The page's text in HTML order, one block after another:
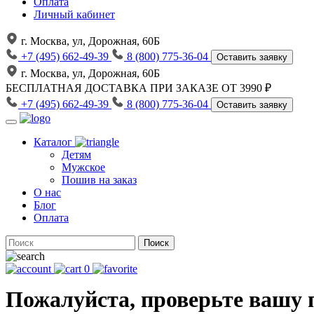
Личный кабинет
г. Москва, ул, Дорожная, 60Б
+7 (495) 662-49-39
8 (800) 775-36-04 Оставить заявку
г. Москва, ул, Дорожная, 60Б
БЕСПЛАТНАЯ ДОСТАВКА ПРИ ЗАКАЗЕ ОТ 3990 ₽
+7 (495) 662-49-39
8 (800) 775-36-04 Оставить заявку
Каталог
Детям
Мужское
Пошив на заказ
О нас
Блог
Оплата
Поиск
0
Пожалуйста, проверьте вашу